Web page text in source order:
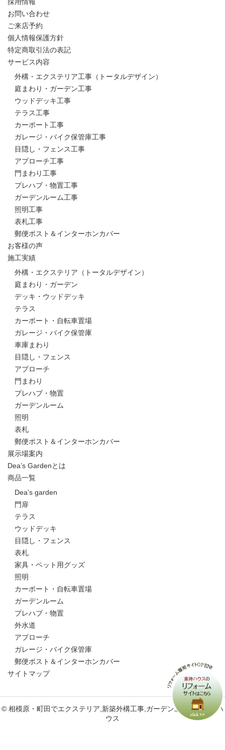
お問い合わせ
ご来店予約
個人情報保護方針
特定商取引法の表記
サービス内容
外構・エクステリア工事（トータルデザイン）
庭まわり・ガーデン工事
ウッドデッキ工事
テラス工事
カーポート工事
ガレージ・バイク保管庫工事
目隠し・フェンス工事
アプローチ工事
門まわり工事
プレハブ・物置工事
ガーデンルーム工事
照明工事
表札工事
郵便ポスト＆インターホンカバー
お客様の声
施工実績
外構・エクステリア（トータルデザイン）
庭まわり・ガーデン
デッキ・ウッドデッキ
テラス
カーポート・自転車置場
ガレージ・バイク保管庫
車庫まわり
目隠し・フェンス
アプローチ
門まわり
プレハブ・物置
ガーデンルーム
照明
表札
郵便ポスト＆インターホンカバー
展示場案内
Dea’s Gardenとは
商品一覧
Dea’s garden
門扉
テラス
ウッドデッキ
目隠し・フェンス
表札
家具・ペット用グッズ
照明
カーポート・自転車置場
ガーデンルーム
プレハブ・物置
外水道
アプローチ
ガレージ・バイク保管庫
郵便ポスト＆インターホンカバー
サイトマップ
© 相模原・町田でエクステリア,新築外構工事,ガーデン工事なら東神ハ
ウス